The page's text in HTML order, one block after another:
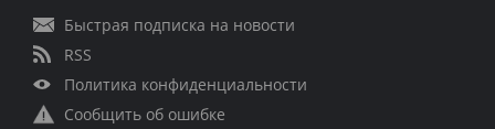
Быстрая подписка на новости
RSS
Политика конфиденциальности
Сообщить об ошибке